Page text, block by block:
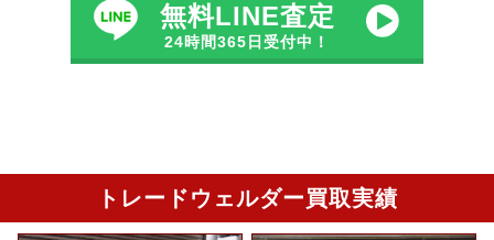
無料LINE査定
24時間365日受付中！
トレードウェルダー買取実績